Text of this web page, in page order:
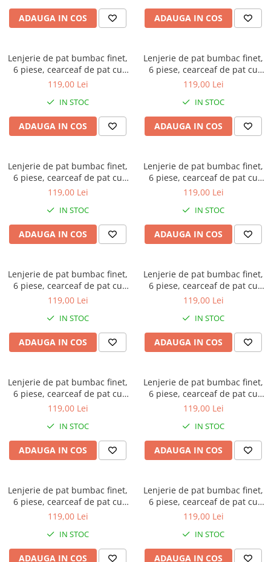
Gri
Mov
Roz
Bej
Imprimeu
Cu dungi
Cu inimioare
Cu ursuleti
ADAUGA IN COS ADAUGA IN COS
Lenjerie de pat bumbac finet,
6 piese, cearceaf de pat cu
elastic, verde inchis, cu flori
119,00 Lei
IN STOC
ADAUGA IN COS
Lenjerie de pat bumbac finet,
6 piese, cearceaf de pat cu
elastic, roz pudra, cu flori
119,00 Lei
IN STOC
ADAUGA IN COS
Lenjerie de pat bumbac finet,
6 piese, cearceaf de pat cu
elastic, gri deschis, cu flori gri
119,00 Lei
IN STOC
ADAUGA IN COS
Lenjerie de pat bumbac finet,
6 piese, cearceaf de pat cu
elastic, crem, cu flori roz,
119,00 Lei
IN STOC
ADAUGA IN COS
Lenjerie de pat bumbac finet,
6 piese, cearceaf de pat cu
elastic, gri deschis, cu flori
119,00 Lei
IN STOC
ADAUGA IN COS
Lenjerie de pat bumbac finet,
6 piese, cearceaf de pat cu
elastic, bleu, cu frunze
119,00 Lei
IN STOC
ADAUGA IN COS
Lenjerie de pat bumbac finet,
6 piese, cearceaf de pat cu
elastic, crem, cu trandafiri
119,00 Lei
IN STOC
ADAUGA IN COS
Lenjerie de pat bumbac finet,
6 piese, cearceaf de pat cu
elastic, verde, cu frunze
119,00 Lei
IN STOC
ADAUGA IN COS
Lenjerie de pat bumbac finet,
6 piese, cearceaf de pat cu
elastic, bej, cu buchete florale
119,00 Lei
IN STOC
ADAUGA IN COS
Lenjerie de pat bumbac finet,
6 piese, cearceaf de pat cu
elastic, roz pudra, cu flori albe
119,00 Lei
IN STOC
ADAUGA IN COS